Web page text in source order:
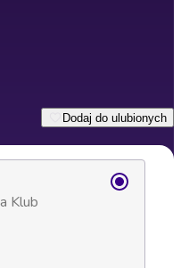
Dodaj do ulubionych
Klub